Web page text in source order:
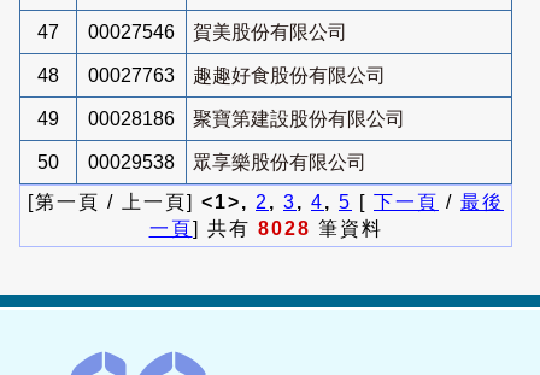
47 00027546 賀美股份有限公司
48 00027763 趣趣好食股份有限公司
49 00028186 聚寶第建設股份有限公司
50 00029538
眾享樂股份有限公司
[第一頁 / 上一頁] <1>, 2 , 3, 4, 5 [ 下一頁 / 最後
一頁] 共有 8028 筆資料